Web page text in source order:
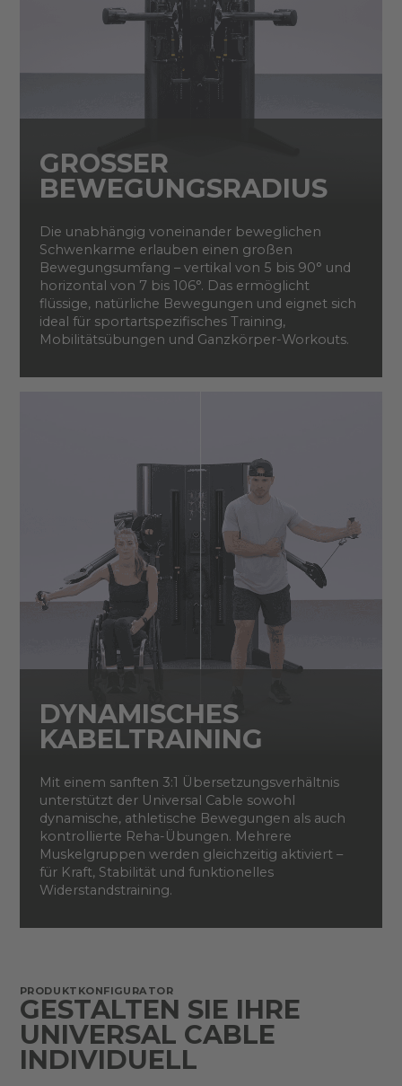
GROSSER B
EWEGUNGSRADIUS
Die unabhängig voneinander beweglichen
Schwenkarme erlauben einen großen
Bewegungsumfang – vertikal von 5 bis 90° und
horizontal von 7 bis 106°. Das ermöglicht
flüssige, natürliche Bewegungen und eignet sich
ideal für sportartspezifisches Training,
Mobilitätsübungen und Ganzkörper-Workouts.
DYNAMISCHES
KABELTRAINING
Mit einem sanften 3:1 Übersetzungsverhältnis
unterstützt der Universal Cable sowohl
dynamische, athletische Bewegungen als auch
kontrollierte Reha-Übungen. Mehrere
Muskelgruppen werden gleichzeitig aktiviert –
für Kraft, Stabilität und funktionelles
Widerstandstraining.
PRODUKTKONFIGURATOR
GESTALTEN SIE IHRE
UNIVERSAL CABLE
INDIVIDUELL